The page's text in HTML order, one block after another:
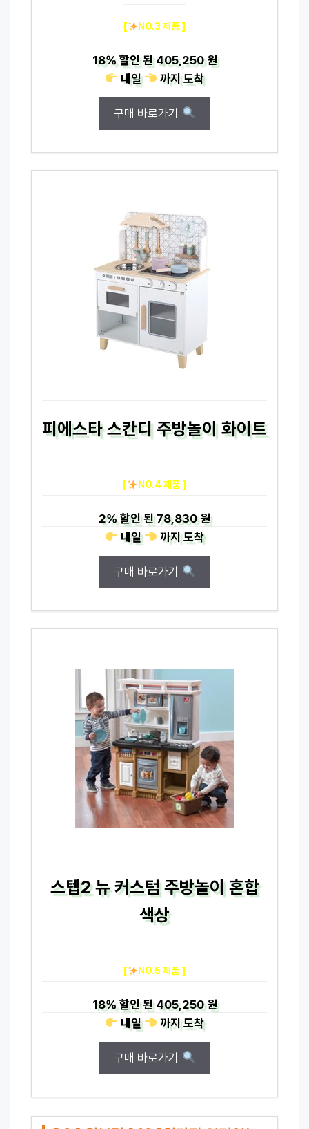
[ NO.3 제품 ]
18%할인 된405,250 원
내일
까지도착
구매 바로가기
피에스타 스칸디 주방놀이 화이트
[ NO.4 제품 ]
2%할인 된78,830 원
내일
까지도착
구매 바로가기
스텝2 뉴 커스텀 주방놀이 혼합
색상
[ NO.5 제품 ]
18%할인 된405,250 원
내일
까지도착
구매 바로가기